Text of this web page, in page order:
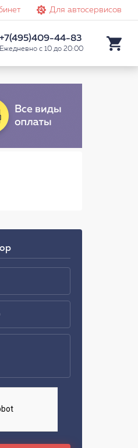
Для автосервисов
+7(495)409-44-83
Ежедневно с 10 до 20:00